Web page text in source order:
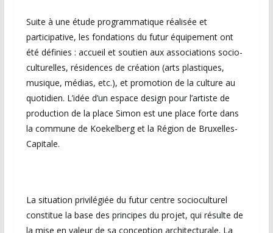
Suite à une étude programmatique réalisée et
participative, les fondations du futur équipement ont
été définies : accueil et soutien aux associations socio-
culturelles, résidences de création (arts plastiques,
musique, médias, etc.), et promotion de la culture au
quotidien. L’idée d’un espace design pour l’artiste de
production de la place Simon est une place forte dans
la commune de Koekelberg et la Région de Bruxelles-
Capitale.
La situation privilégiée du futur centre socioculturel
constitue la base des principes du projet, qui résulte de
la mise en valeur de sa conception architecturale. La